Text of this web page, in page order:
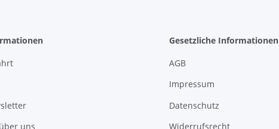
uns
Gesetzliche Informationen
AGB
Impressum
Datenschutz
Widerrufsrecht